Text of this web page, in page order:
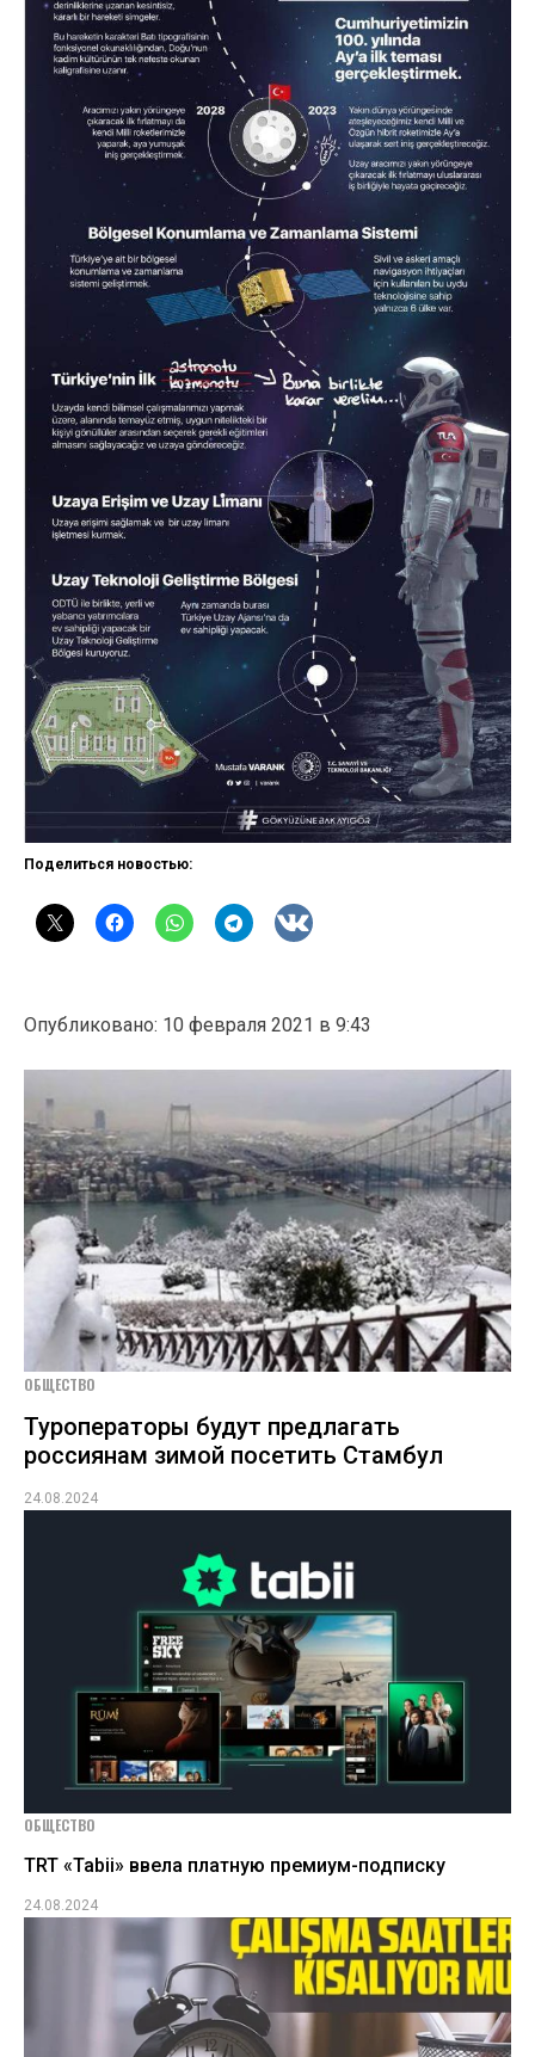
Поделиться новостью:
Опубликовано: 10 февраля 2021 в 9:43
ОБЩЕСТВО
Туроператоры будут предлагать
россиянам зимой посетить Стамбул
24.08.2024
ОБЩЕСТВО
TRT «Tabii» ввела платную премиум-подписку
24.08.2024